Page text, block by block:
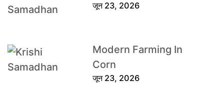
जून 23, 2026
Modern Farming In
Corn
जून 23, 2026